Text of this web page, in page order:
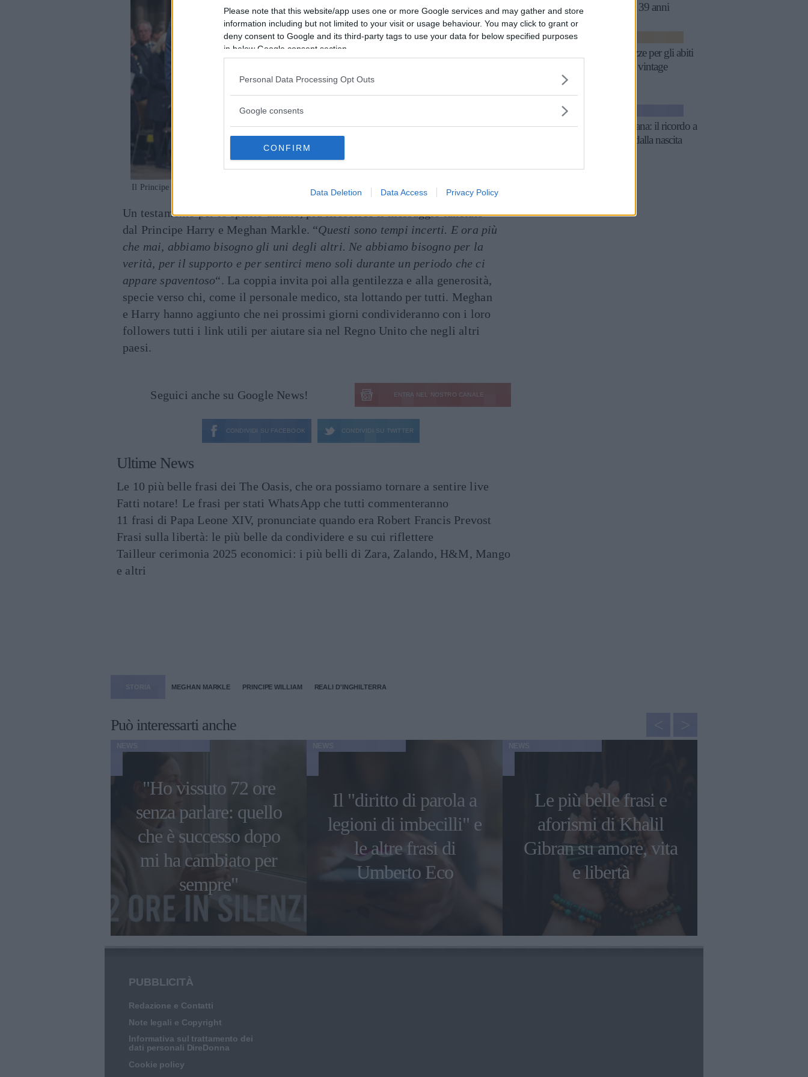
Please note that this website/app uses one or more Google services and may gather and store
information including but not limited to your visit or usage behaviour. You may click to grant or
deny consent to Google and its third-party tags to use your data for below specified purposes
in below Google consent section.
Personal Data Processing Opt Outs
Google consents
CONFIRM
Data Deletion Data Access Privacy Policy
Il Principe William, il Principe Harry, Meghan Markle e Kate Middleton (foto Getty Images)
Un testamento per lo spirito umano, più filosofico il messaggio lanciato
dal Principe Harry e Meghan Markle. “Questi sono tempi incerti. E ora più
che mai, abbiamo bisogno gli uni degli altri. Ne abbiamo bisogno per la
verità, per il supporto e per sentirci meno soli durante un periodo che ci
appare spaventoso“. La coppia invita poi alla gentilezza e alla generosità,
specie verso chi, come il personale medico, sta lottando per tutti. Meghan
e Harry hanno aggiunto che nei prossimi giorni condivideranno con i loro
followers tutti i link utili per aiutare sia nel Regno Unito che negli altri
paesi.
Seguici anche su Google News! ENTRA NEL NOSTRO CANALE
CONDIVIDI SU FACEBOOK CONDIVIDI SU TWITTER
Ultime News
Le 10 più belle frasi dei The Oasis, che ora possiamo tornare a sentire live
Fatti notare! Le frasi per stati WhatsApp che tutti commenteranno
11 frasi di Papa Leone XIV, pronunciate quando era Robert Francis Prevost
Frasi sulla libertà: le più belle da condividere e su cui riflettere
Tailleur cerimonia 2025 economici: i più belli di Zara, Zalando, H&M, Mango
e altri
MEGHAN MARKLE PRINCIPE WILLIAM REALI D'INGHILTERRA
festeggia 39 anni
Tutte pazze per gli abiti
da sposa vintage
Lady Diana: il ricordo a
59 anni dalla nascita
Può interessarti anche
"Ho vissuto 72 ore
senza parlare: quello
che è successo dopo
mi ha cambiato per
sempre"
Il "diritto di parola a
legioni di imbecilli" e
le altre frasi di
Umberto Eco
Le più belle frasi e
aforismi di Khalil
Gibran su amore, vita
e libertà
PUBBLICITÀ
Redazione e Contatti
Note legali e Copyright
Informativa sul trattamento dei
dati personali DireDonna
Cookie policy